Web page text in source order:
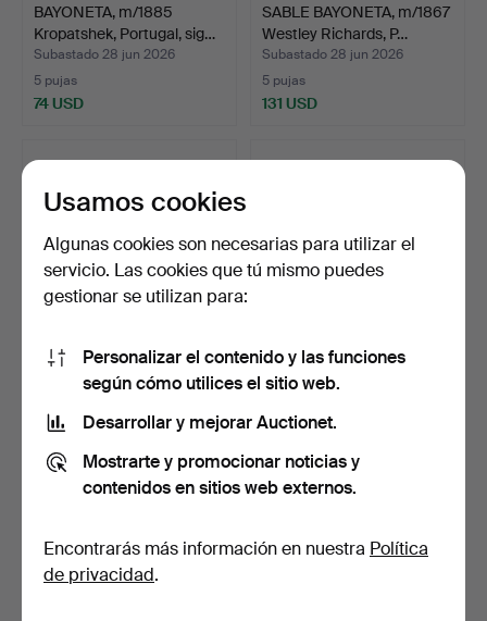
BAYONETA, m/1885
Kropatshek, Portugal, sig…
Subastado 28 jun 2026
5 pujas
74 USD
SABLE BAYONETA, m/1867
Westley Richards, P…
Subastado 28 jun 2026
5 pujas
131 USD
m/1878 para músicos,
sierra, Suiza, siglo …
Subastado 28 jun 2026
284 USD
SABLE BAYONETA, P1858
Subastado 28 jun 2026
128 USD
Usamos cookies
Algunas cookies son necesarias para utilizar el
servicio. Las cookies que tú mismo puedes
gestionar se utilizan para:
Personalizar el contenido y las funciones
según cómo utilices el sitio web.
Desarrollar y mejorar Auctionet.
Mostrarte y promocionar noticias y
contenidos en sitios web externos.
Encontrarás más información en nuestra Política
de privacidad.